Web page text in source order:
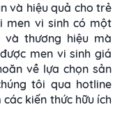
và hiệu quả cho trẻ
men vi sinh có một
thương hiệu mà
men vi sinh giá
về lựa chọn sản
tôi qua hotline
kiến thức hữu ích